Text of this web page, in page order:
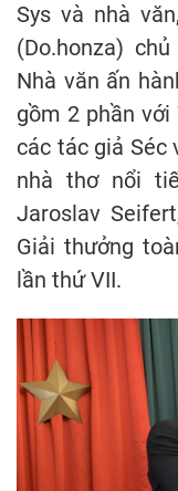
Sys và nhà
(Do.honza)
Nhà văn ấn
gồm 2 phần với
các tác giả Séc
nhà thơ nổi
Jaroslav
Giải thưởng
lần thứ VII.